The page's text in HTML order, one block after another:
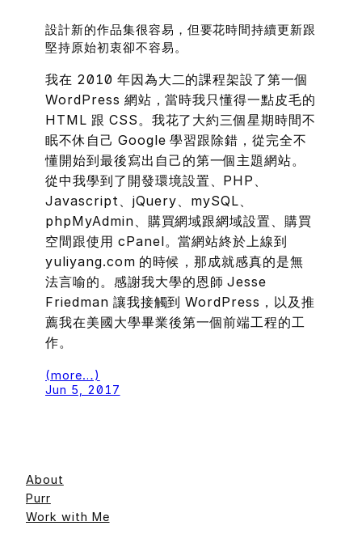
設計新的作品集很容易，但要花時間持續更新跟
堅持原始初衷卻不容易。
我在 2010 年因為大二的課程架設了第一個
WordPress 網站，當時我只懂得一點皮毛的
HTML 跟 CSS。我花了大約三個星期時間不
眠不休自己 Google 學習跟除錯，從完全不
懂開始到最後寫出自己的第一個主題網站。
從中我學到了開發環境設置、PHP、
Javascript、jQuery、mySQL、
phpMyAdmin、購買網域跟網域設置、購買
空間跟使用 cPanel。當網站終於上線到
yuliyang.com 的時候，那成就感真的是無
法言喻的。感謝我大學的恩師 Jesse
Friedman 讓我接觸到 WordPress，以及推
薦我在美國大學畢業後第一個前端工程的工
作。
(more…)
Jun 5, 2017
About
Purr
Work with Me